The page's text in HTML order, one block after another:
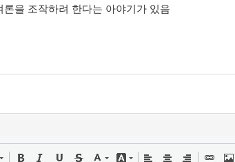
을 조작하려 한다는 아야기가 있음